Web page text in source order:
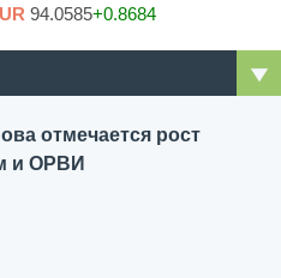
94.0585+0.8684
отмечается рост
и ОРВИ